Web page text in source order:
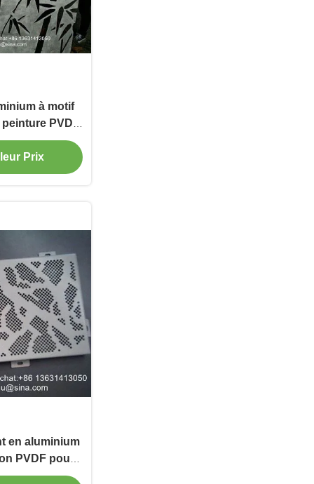
à motif
PVDF
façade
Prix
en aluminium
PVDF pour
en taille